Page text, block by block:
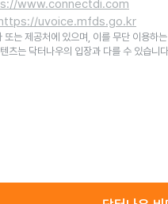
www.connectdi.com
uvoice.mfds.go.kr
또는 제공처에 있으며, 이를 무단 이용하
츠는 닥터나우의 입장과 다를 수 있습니